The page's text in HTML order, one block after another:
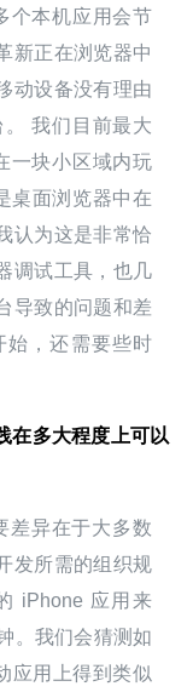
个本机应用会节
新正在浏览器中
动设备没有理由
我们目前最大
一块小区域内玩
桌面浏览器中在
认为这是非常恰
调试工具，也几
导致的问题和差
始，还需要些时
在多大程度上可以
差异在于大多数
发所需的组织规
iPhone 应用来
。我们会猜测如
应用上得到类似